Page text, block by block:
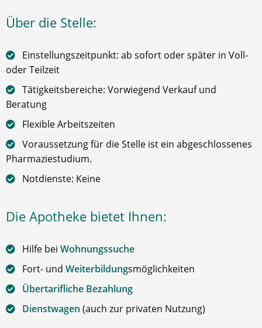
Über die Stelle:
Einstellungszeitpunkt: ab sofort oder später in Voll-
oder Teilzeit
Tätigkeitsbereiche: Vorwiegend Verkauf und
Beratung
Flexible Arbeitszeiten
Voraussetzung für die Stelle ist ein abgeschlossenes
Pharmaziestudium.
Notdienste: Keine
Die Apotheke bietet Ihnen:
Hilfe bei Wohnungssuche
Fort- und Weiterbildungsmöglichkeiten
Übertarifliche Bezahlung
Dienstwagen (auch zur privaten Nutzung)